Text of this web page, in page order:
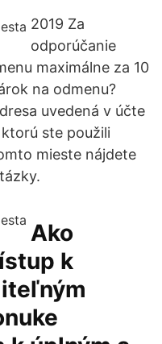
2019 Za
odporúčanie
maximálne za 10
na odmenu?
uvedená v účte
ste použili
mieste nájdete
Ako
k